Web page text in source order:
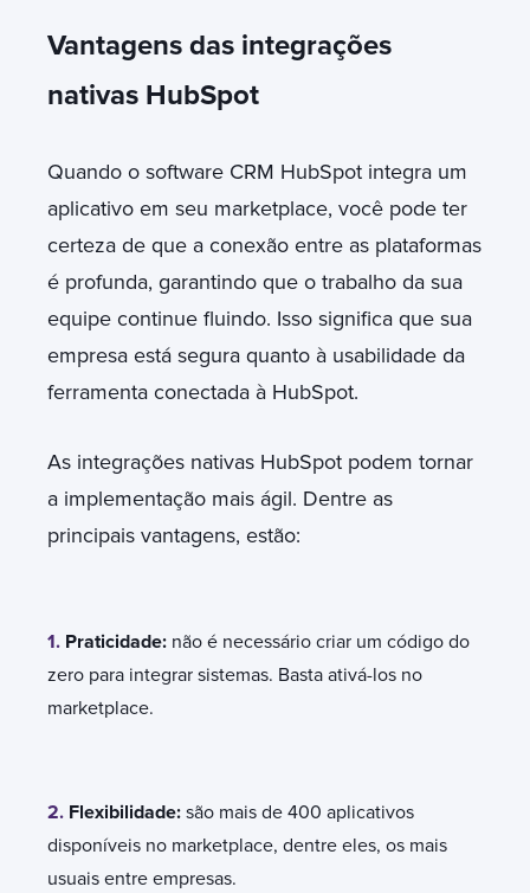
Vantagens das integrações
nativas HubSpot
Quando o software CRM HubSpot integra um
aplicativo em seu marketplace, você pode ter
certeza de que a conexão entre as plataformas
é profunda, garantindo que o trabalho da sua
equipe continue fluindo. Isso significa que sua
empresa está segura quanto à usabilidade da
ferramenta conectada à HubSpot.
As integrações nativas HubSpot podem tornar
a implementação mais ágil. Dentre as
principais vantagens, estão:
1. Praticidade: não é necessário criar um código do
zero para integrar sistemas. Basta ativá-los no
marketplace.
2. Flexibilidade: são mais de 400 aplicativos
disponíveis no marketplace, dentre eles, os mais
usuais entre empresas.